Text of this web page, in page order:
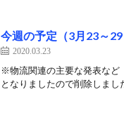
今週の予定（3月23～29
2020.03.23
※物流関連の主要な発表など
となりましたので削除しま